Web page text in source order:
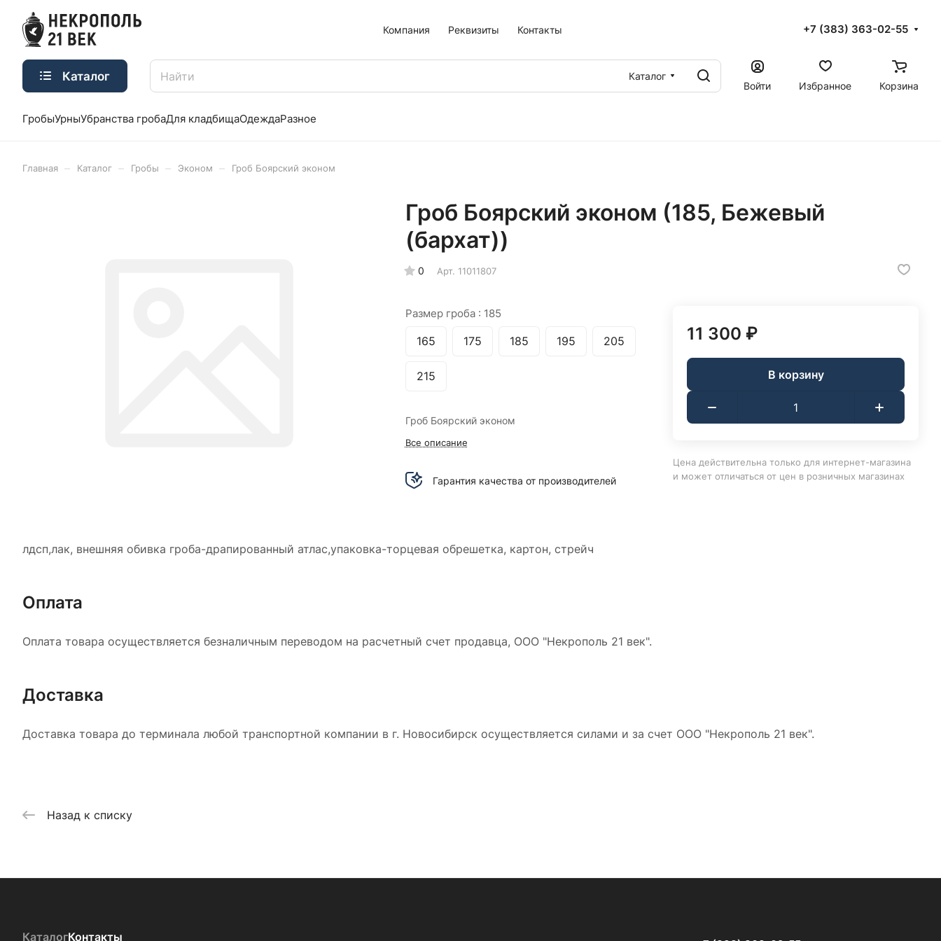
Компания Реквизиты Контакты +7 (383) 363-02-55
Каталог
Каталог
Войти
Избранное Корзина
ГробыУрныУбранства гробаДля кладбищаОдеждаРазное
Главная Каталог Гробы Эконом Гроб Боярский эконом
Гроб Боярский эконом (185, Бежевый
(бархат))
0 Арт. 11011807
Размер гроба : 185
165 175 185 195 205
215
Гроб Боярский эконом
Все описание
Гарантия качества от производителей
11 300 ₽
В корзину
Цена действительна только для интернет-магазина
и может отличаться от цен в розничных магазинах
лдсп,лак, внешняя обивка гроба-драпированный атлас,упаковка-торцевая обрешетка, картон, стрейч
Оплата
Оплата товара осуществляется безналичным переводом на расчетный счет продавца, ООО "Некрополь 21 век".
Доставка
Доставка товара до терминала любой транспортной компании в г. Новосибирск осуществляется силами и за счет ООО "Некрополь 21 век".
Назад к списку
КаталогКонтакты